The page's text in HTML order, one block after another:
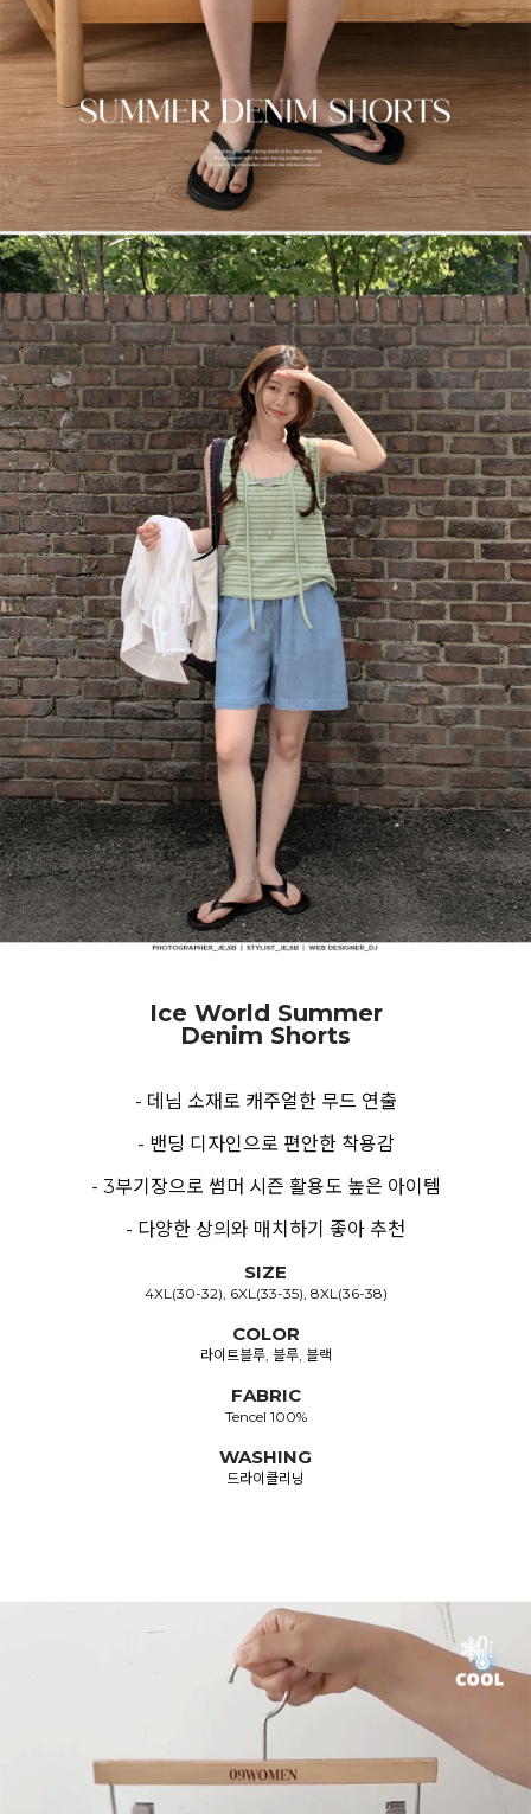
Ice World Summer
Denim Shorts
- 데님 소재로 캐주얼한 무드 연출
- 밴딩 디자인으로 편안한 착용감
- 3부기장으로 썸머 시즌 활용도 높은 아이템
- 다양한 상의와 매치하기 좋아 추천
SIZE
4XL(30-32), 6XL(33-35), 8XL(36-38)
COLOR
라이트블루, 블루, 블랙
FABRIC
Tencel 100%
WASHING
드라이클리닝